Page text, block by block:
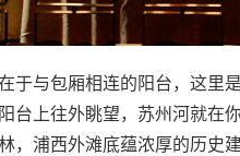
于与包厢相连的阳台，这里
台上往外眺望，苏州河就在
，浦西外滩底蕴浓厚的历史